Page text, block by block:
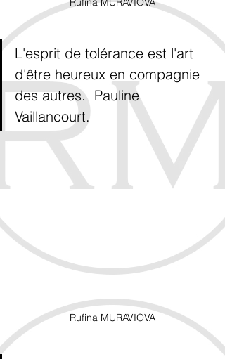
L'esprit de tolérance est l'art
d'être heureux en compagnie
des autres.  Pauline
Vaillancourt.
Rufina MURAVIOVA